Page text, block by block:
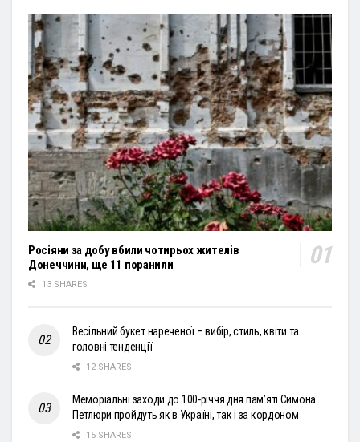
Росіяни за добу вбили чотирьох жителів
Донеччини, ще 11 поранили
13 SHARES
Весільний букет нареченої – вибір, стиль, квіти та
головні тенденції
12 SHARES
Меморіальні заходи до 100-річчя дня пам’яті Симона
Петлюри пройдуть як в Україні, так і за кордоном
15 SHARES